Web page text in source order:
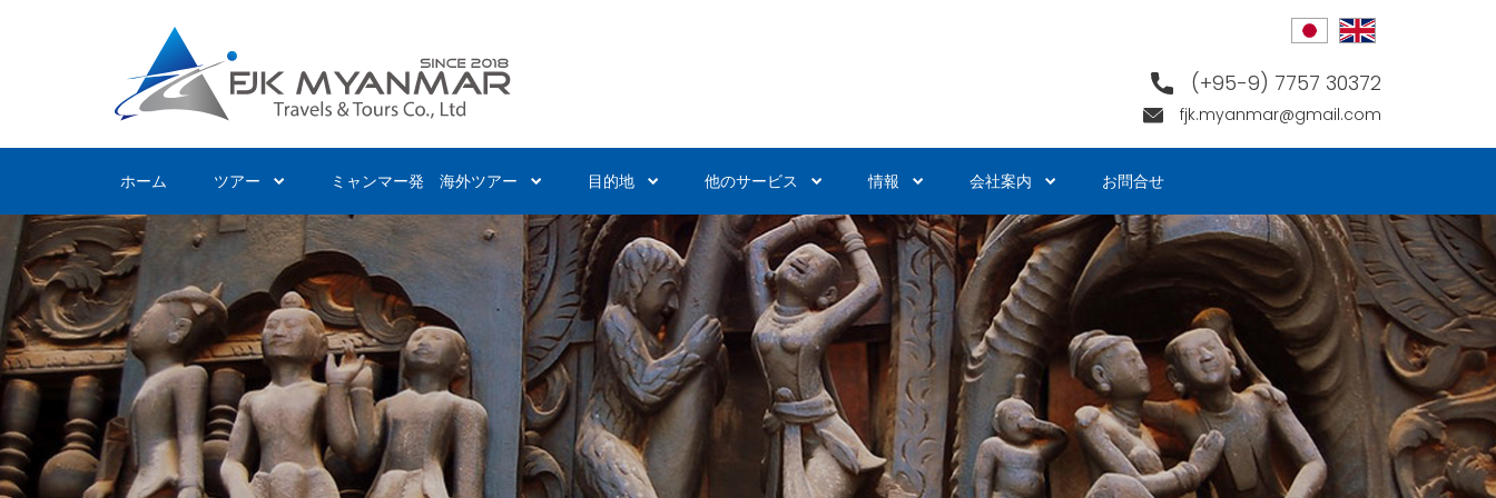
(+95-9) 7757 30372
fjk.myanmar@gmail.com
ホーム ツアー ミャンマー発 海外ツアー 目的地 他のサービス 情報 会社案内 お問合せ